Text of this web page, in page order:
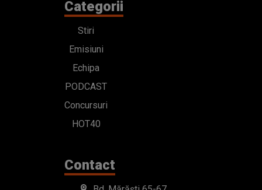
Categorii
Stiri
Emisiuni
Echipa
PODCAST
Concursuri
HOT40
Contact